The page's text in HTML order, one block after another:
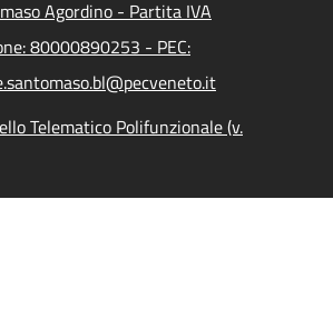
Agordino - Partita IVA
80000890253 - PEC:
Telematico Polifunzionale (v.